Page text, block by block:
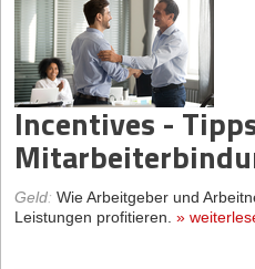
Incentives -
Geld: Wie Arbeitgeber und
Leistungen profitieren. »